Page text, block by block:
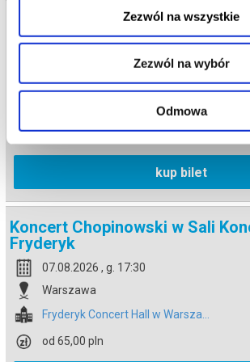
Zezwól na wszystkie
Zezwól na wybór
Odmowa
Koncert Chopinowski w Sali
Fryderyk
07.08.2026 , g. 16:00
Warszawa
Fryderyk Concert Hall w Warsza...
od 65,00 pln
kup bilet
Koncert Chopinowski w Sali
Fryderyk
07.08.2026 , g. 17:30
Warszawa
Fryderyk Concert Hall w Warsza...
od 65,00 pln